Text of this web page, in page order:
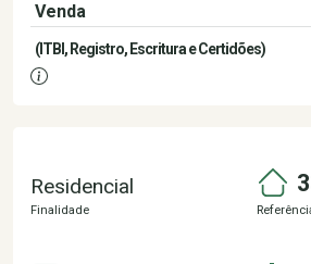
Venda
(ITBI, Registro, Escritura e Certidões)
Residencial
Finalidade